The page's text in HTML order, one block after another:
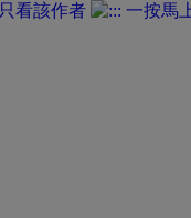
只看該作者